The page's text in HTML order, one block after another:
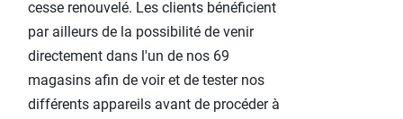
cesse renouvelé. Les clients bénéficient
par ailleurs de la possibilité de venir
directement dans l'un de nos 69
magasins afin de voir et de tester nos
différents appareils avant de procéder à